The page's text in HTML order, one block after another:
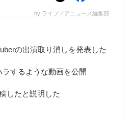
by ライブドアニュース編集部
の出演取り消しを発表した
するような動画を公開
したと説明した